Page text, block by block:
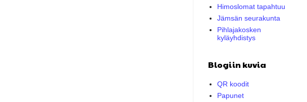
Himoslomat tapahtuu
Jämsän seurakunta
Pihlajakosken
kyläyhdistys
Blogiin kuvia
QR koodit
Papunet